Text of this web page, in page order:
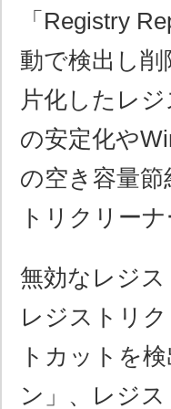
「Registry
動で検出し
片化したレ
の安定化や
の空き容量
トリクリーナ
無効なレジ
レジストリ
トカットを
ン」、レジ